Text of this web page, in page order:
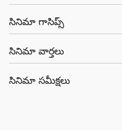
సినిమా గాసిప్స్
సినిమా వార్తలు
సినిమా సమీక్షలు